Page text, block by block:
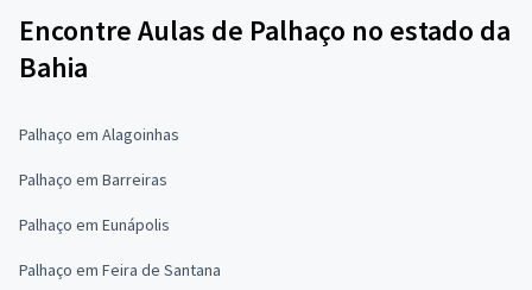
Encontre Aulas de Palhaço no estado da
Bahia
Palhaço em Alagoinhas
Palhaço em Barreiras
Palhaço em Eunápolis
Palhaço em Feira de Santana